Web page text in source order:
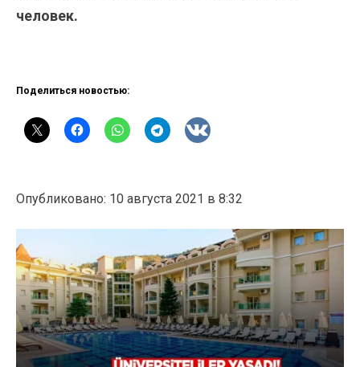
человек.
Поделиться новостью:
Опубликовано: 10 августа 2021 в 8:32